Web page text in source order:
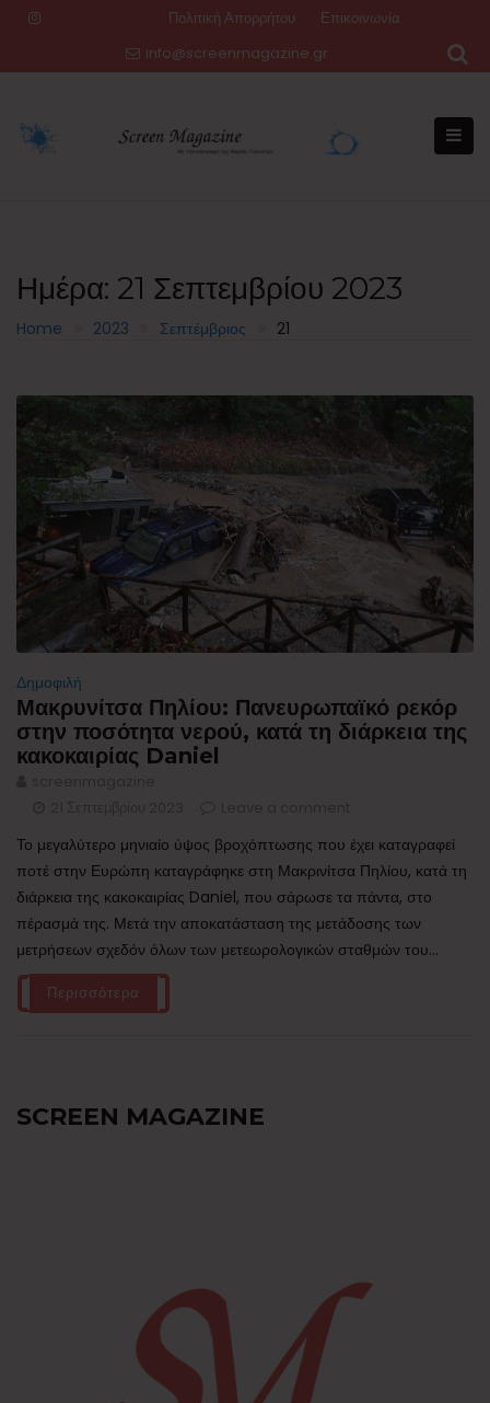
Πολιτική Απορρήτου
Επικοινωνία
info@screenmagazine.gr
Ημέρα: 21 Σεπτεμβρίου 2023
Home 2023 Σεπτέμβριος 21
Δημοφιλή
Μακρυνίτσα Πηλίου: Πανευρωπαϊκό ρεκόρ
στην ποσότητα νερού, κατά τη διάρκεια της
κακοκαιρίας Daniel
Το μεγαλύτερο μηνιαίο ύψος βροχόπτωσης που έχει καταγραφεί
ποτέ στην Ευρώπη καταγράφηκε στη Μακρινίτσα Πηλίου, κατά τη
διάρκεια της κακοκαιρίας Daniel, που σάρωσε τα πάντα, στο
πέρασμά της. Μετά την αποκατάσταση της μετάδοσης των
μετρήσεων σχεδόν όλων των μετεωρολογικών σταθμών του...
Περισσότερα
SCREEN MAGAZINE